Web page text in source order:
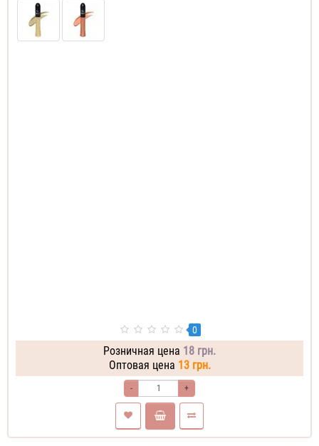
0
Розничная цена 18 грн.
Оптовая цена 13 грн.
- +